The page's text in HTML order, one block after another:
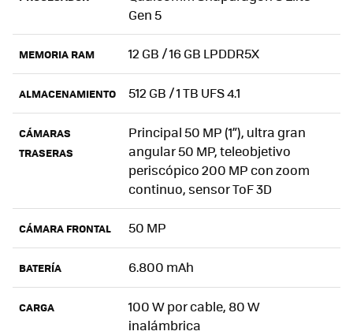
Gen 5
MEMORIA RAM 12 GB / 16 GB LPDDR5X
ALMACENAMIENTO 512 GB / 1 TB UFS 4.1
CÁMARAS
TRASERAS
Principal 50 MP (1”), ultra gran
angular 50 MP, teleobjetivo
periscópico 200 MP con zoom
continuo, sensor ToF 3D
CÁMARA FRONTAL 50 MP
BATERÍA 6.800 mAh
CARGA
100 W por cable, 80 W
inalámbrica